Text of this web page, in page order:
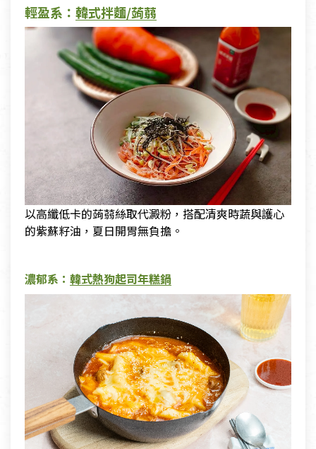
輕盈系： 韓式拌麵/蒟蒻
以高纖低卡的蒟蒻絲取代澱粉，搭配清爽時蔬與護心
的紫蘇籽油，夏日開胃無負擔。
濃郁系： 韓式熱狗起司年糕鍋